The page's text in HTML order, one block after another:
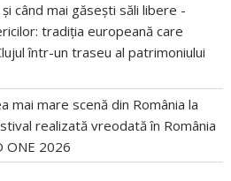
când mai găsești săli libere -
tradiția europeană care
într-un traseu al patrimoniului
mai mare scenă din România la
realizată vreodată în România
ONE 2026